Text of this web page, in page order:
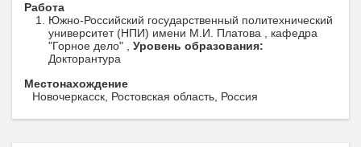
Работа
Южно-Российский государственный политехнический
университет (НПИ) имени М.И. Платова , кафедра
"Горное дело" , Уровень образования:
Докторантура
Местонахождение
Новочеркасск, Ростовская область, Россия